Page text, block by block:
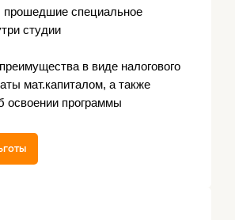
прошедшие специальное
студии
в виде налогового
мат.капиталом, а также
освоении программы